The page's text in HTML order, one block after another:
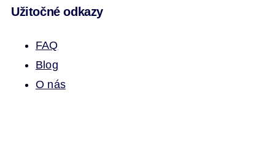
Užitočné odkazy
FAQ
Blog
O nás